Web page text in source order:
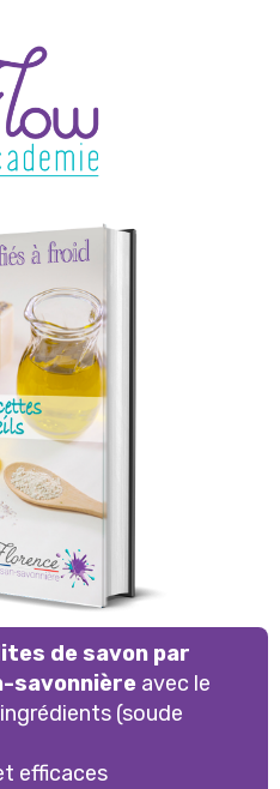
de savon par
savonnière avec le
(soude
efficaces